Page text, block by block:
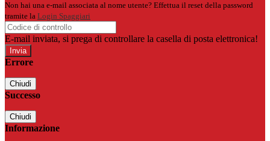
Non hai una e-mail associata al nome utente? Effettua il reset della password
tramite la Login Spaggiari
E-mail inviata, si prega di controllare la casella di posta elettronica!
Errore
Chiudi
Successo
Chiudi
Informazione